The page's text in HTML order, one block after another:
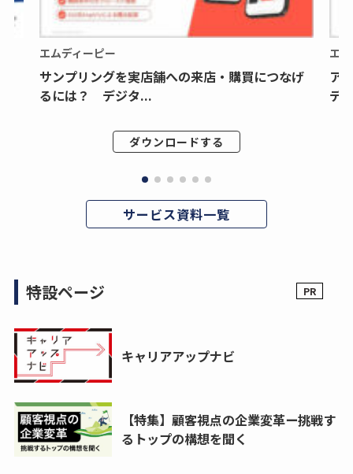
エムディーピー
サンプリングを実店舗への来店・購買につなげ
るには？ デジタ...
ダウンロードする
エ
ア
デ
サービス資料一覧
特設ページ
キャリアアップナビ
【特集】顧客視点の企業変革ー挑戦す
るトップの構想を聞く